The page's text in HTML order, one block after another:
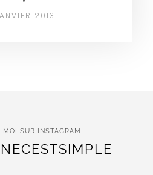
2013
MOI SUR INSTAGRAM